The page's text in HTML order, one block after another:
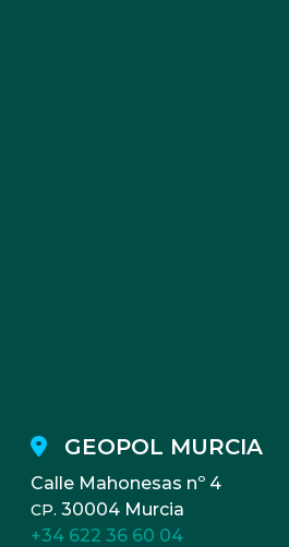
GEOPOL MURCIA
Calle Mahonesas nº 4
CP. 30004 Murcia
+34 622 36 60 04